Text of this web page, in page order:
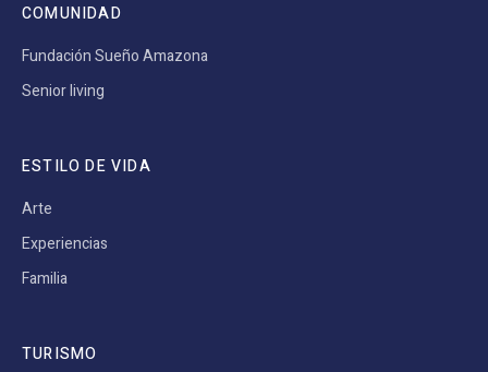
COMUNIDAD
Fundación Sueño Amazona
Senior living
ESTILO DE VIDA
Arte
Experiencias
Familia
TURISMO